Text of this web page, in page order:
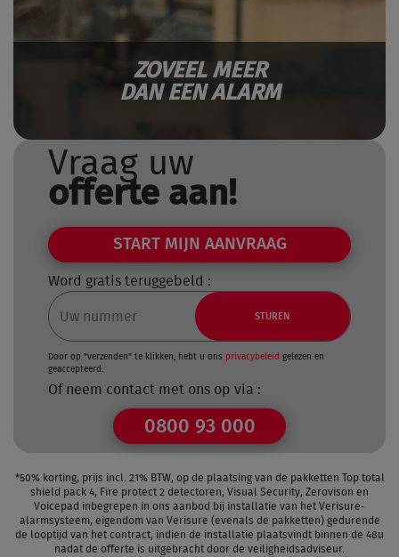
ZOVEEL MEER
DAN EEN ALARM
Vraag uw
offerte aan!
START MIJN AANVRAAG
Word gratis teruggebeld :
STUREN
Door op "verzenden" te klikken, hebt u ons privacybeleid gelezen en
geaccepteerd.
Of neem contact met ons op via :
0800 93 000
*50% korting, prijs incl. 21% BTW, op de plaatsing van de pakketten Top total
shield pack 4, Fire protect 2 detectoren, Visual Security, Zerovison en
Voicepad inbegrepen in ons aanbod bij installatie van het Verisure-
alarmsysteem, eigendom van Verisure (evenals de pakketten) gedurende
de looptijd van het contract, indien de installatie plaatsvindt binnen de 48u
nadat de offerte is uitgebracht door de veiligheidsadviseur.